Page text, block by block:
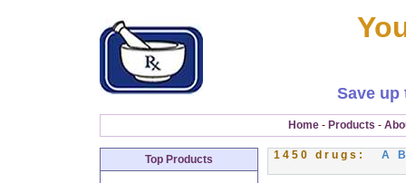
Save up
Home - Products -
Top Products 1450 drugs: A